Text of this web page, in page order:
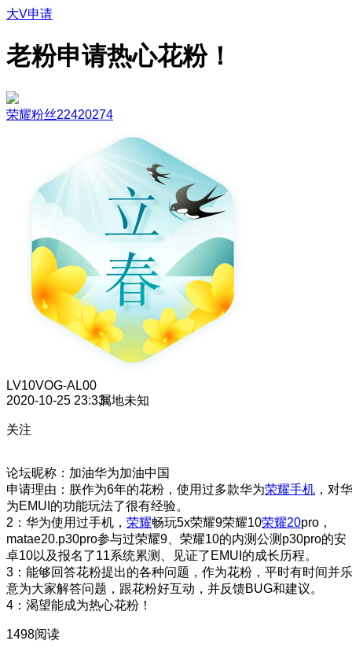
大V申请
老粉申请热心花粉！
荣耀粉丝22420274
LV10VOG-AL00
2020-10-25 23:33属地未知
关注
论坛昵称：加油华为加油中国
申请理由：朕作为6年的花粉，使用过多款华为荣耀手机 ，对华
为EMUI的功能玩法了很有经验。
2：华为使用过手机， 荣耀畅玩5x荣耀9荣耀10荣耀20pro，
matae20.p30pro参与过荣耀9、荣耀10的内测公测p30pro的安
卓10以及报名了11系统累测、见证了EMUI的成长历程。
3：能够回答花粉提出的各种问题，作为花粉，平时有时间并乐
意为大家解答问题，跟花粉好互动，并反馈BUG和建议。
4：渴望能成为热心花粉！
1498阅读